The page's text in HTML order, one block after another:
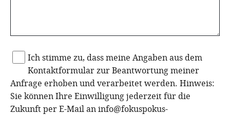
Ich stimme zu, dass meine Angaben aus dem
Kontaktformular zur Beantwortung meiner
Anfrage erhoben und verarbeitet werden. Hinweis:
Sie können Ihre Einwilligung jederzeit für die
Zukunft per E-Mail an info@fokuspokus-